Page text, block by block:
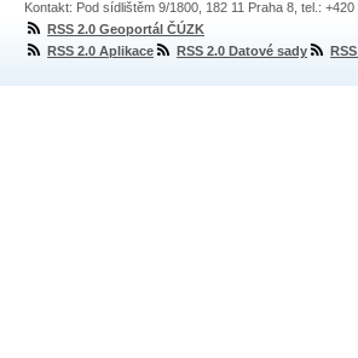
Kontakt: Pod sídlištěm 9/1800, 182 11 Praha 8, tel.:
RSS 2.0 Geoportál ČÚZK
RSS 2.0 Aplikace
RSS 2.0 Datové sady